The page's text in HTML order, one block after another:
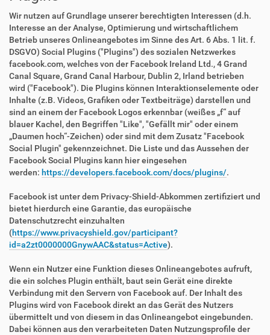
Wir nutzen auf Grundlage unserer berechtigten Interessen (d.h.
Interesse an der Analyse, Optimierung und wirtschaftlichem
Betrieb unseres Onlineangebotes im Sinne des Art. 6 Abs. 1 lit. f.
DSGVO) Social Plugins ("Plugins") des sozialen Netzwerkes
facebook.com, welches von der Facebook Ireland Ltd., 4 Grand
Canal Square, Grand Canal Harbour, Dublin 2, Irland betrieben
wird ("Facebook"). Die Plugins können Interaktionselemente oder
Inhalte (z.B. Videos, Grafiken oder Textbeiträge) darstellen und
sind an einem der Facebook Logos erkennbar (weißes „f“ auf
blauer Kachel, den Begriffen "Like", "Gefällt mir" oder einem
„Daumen hoch“-Zeichen) oder sind mit dem Zusatz "Facebook
Social Plugin" gekennzeichnet. Die Liste und das Aussehen der
Facebook Social Plugins kann hier eingesehen
werden: https://developers.facebook.com/docs/plugins/.
Facebook ist unter dem Privacy-Shield-Abkommen zertifiziert und
bietet hierdurch eine Garantie, das europäische
Datenschutzrecht einzuhalten
(https://www.privacyshield.gov/participant?
id=a2zt0000000GnywAAC&status=Active).
Wenn ein Nutzer eine Funktion dieses Onlineangebotes aufruft,
die ein solches Plugin enthält, baut sein Gerät eine direkte
Verbindung mit den Servern von Facebook auf. Der Inhalt des
Plugins wird von Facebook direkt an das Gerät des Nutzers
übermittelt und von diesem in das Onlineangebot eingebunden.
Dabei können aus den verarbeiteten Daten Nutzungsprofile der